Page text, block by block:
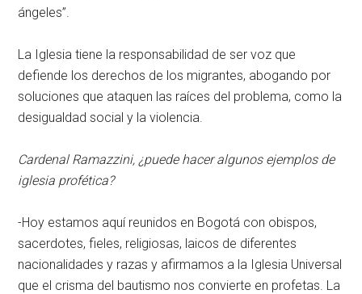
ángeles”.
La Iglesia tiene la responsabilidad de ser voz que
defiende los derechos de los migrantes, abogando por
soluciones que ataquen las raíces del problema, como la
desigualdad social y la violencia.
Cardenal Ramazzini, ¿puede hacer algunos ejemplos de
iglesia profética?
-Hoy estamos aquí reunidos en Bogotá con obispos,
sacerdotes, fieles, religiosas, laicos de diferentes
nacionalidades y razas y afirmamos a la Iglesia Universal
que el crisma del bautismo nos convierte en profetas. La